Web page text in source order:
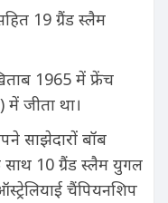
19 ग्रैंड स्लैम
1965 में फ्रेंच
में जीता था।
साझेदारों बॉब
10 ग्रैंड स्लैम युगल
चैंपियनशिप